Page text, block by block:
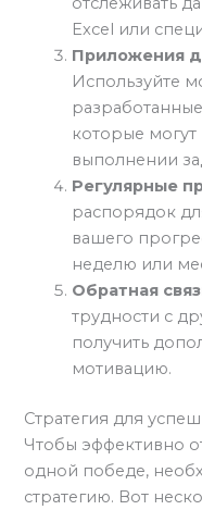
Excel или
Приложения
Используйте
которые
выполнении
Регулярные
распорядок
вашего
неделю или
Обратная
трудности с
получить
мотивацию.
Стратегия для
Чтобы эффективно
одной победе,
стратегию. Вот